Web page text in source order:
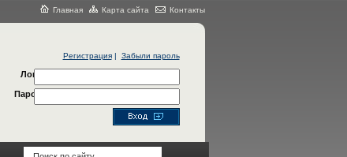
Главная Карта сайта Контакты
Регистрация| Забыли пароль
Логин
Пароль